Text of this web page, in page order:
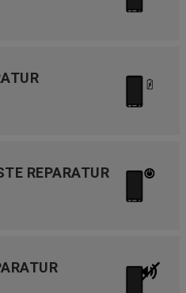
REPARATUR